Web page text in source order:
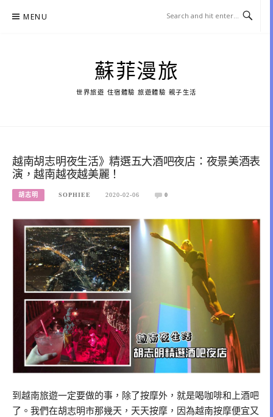
MENU
蘇菲漫旅
世界旅遊 住宿體驗 旅遊體驗 親子生活
越南胡志明夜生活》精選五大酒吧夜店：夜景美酒表
演，越南越夜越美麗！
胡志明 SOPHIEE 2020-02-06 0
到越南旅遊一定要做的事，除了按摩外，就是喝咖啡和上酒吧
了。我們在胡志明市那幾天，天天按摩，因為越南按摩便宜又